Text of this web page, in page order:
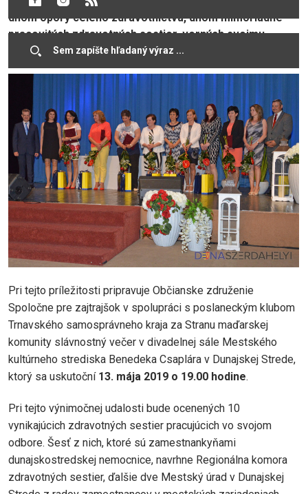
dňom opory celého zdravotníctva, dňom mimoriadne
pracovitých zdravotných sestier, verných svojmu
namáhavému povolaniu, oddaných pomoci pacientom.
Pri tejto príležitosti pripravuje Občianske združenie
Spoločne pre zajtrajšok v spolupráci s poslaneckým klubom
Trnavského samosprávneho kraja za Stranu maďarskej
komunity slávnostný večer v divadelnej sále Mestského
kultúrneho strediska Benedeka Csaplára v Dunajskej Strede,
ktorý sa uskutoční 13. mája 2019 o 19.00 hodine.
Pri tejto výnimočnej udalosti bude ocenených 10
vynikajúcich zdravotných sestier pracujúcich vo svojom
odbore. Šesť z nich, ktoré sú zamestnankyňami
dunajskostredskej nemocnice, navrhne Regionálna komora
zdravotných sestier, ďalšie dve Mestský úrad v Dunajskej